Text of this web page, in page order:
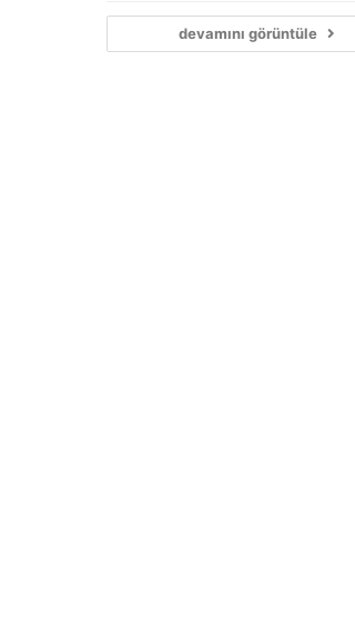
devamını görüntüle